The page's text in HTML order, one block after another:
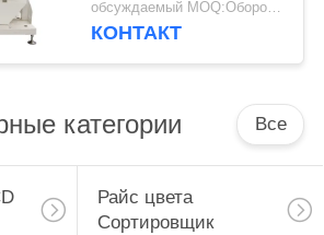
каменная
обсуждаемый MOQ:Оборотный
КОНТАКТ
категории Все
Райс цвета
Сортировщик